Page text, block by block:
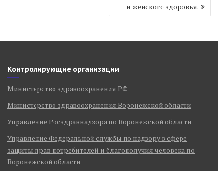
и женского здоровья.
Контролирующие организации
Министерство здравоохранения РФ
Министерство здравоохранения Воронежской области
Управление Росздравнадзора по Воронежской области
Управление Федеральной службы по надзору в сфере
защиты прав потребителей и благополучия человека по
Воронежской области